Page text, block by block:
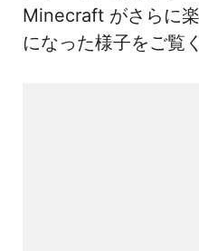
Minecraft がさらに
になった様子をご覧